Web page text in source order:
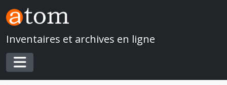
Skip to main content
Inventaires et archives en ligne
Toggle navigation